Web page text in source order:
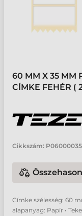
60 MM X 35 MM
CÍMKE FEHÉR (
Cikkszám:
Címke szélesség: 60
alapanyag: Papír •